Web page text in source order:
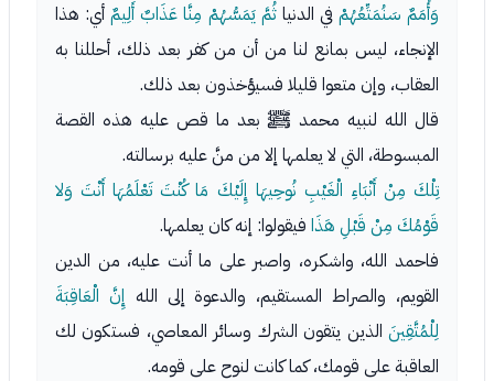
وَأُمَمٌ سَنُمَتِّعُهُمْ في الدنياثُمَّ يَمَسُّهُمْ مِنَّا عَذَابٌ أَلِيمٌأي: هذا
الإنجاء، ليس بمانع لنا من أن من كفر بعد ذلك، أحللنا به
العقاب، وإن متعوا قليلا فسيؤخذون بعد ذلك.
قال الله لنبيه محمد ﷺ بعد ما قص عليه هذه القصة
المبسوطة، التي لا يعلمها إلا من منَّ عليه برسالته.
تِلْكَ مِنْ أَنْبَاءِ الْغَيْبِ نُوحِيهَا إِلَيْكَ مَا كُنْتَ تَعْلَمُهَا أَنْتَ وَلا
قَوْمُكَ مِنْ قَبْلِ هَذَا فيقولوا: إنه كان يعلمها.
فاحمد الله، واشكره، واصبر على ما أنت عليه، من الدين
القويم، والصراط المستقيم، والدعوة إلى الله إِنَّ الْعَاقِبَةَ
لِلْمُتَّقِينَ الذين يتقون الشرك وسائر المعاصي، فستكون لك
العاقبة على قومك، كما كانت لنوح على قومه.